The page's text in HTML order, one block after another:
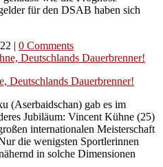
für den DSAB haben sich
| 0 Comments
Deutschlands Dauerbrenner!
(Aserbaidschan) gab es im
Jubiläum: Vincent Kühne (25)
internationalen Meisterschaft
die wenigsten Sportlerinnen
in solche Dimensionen